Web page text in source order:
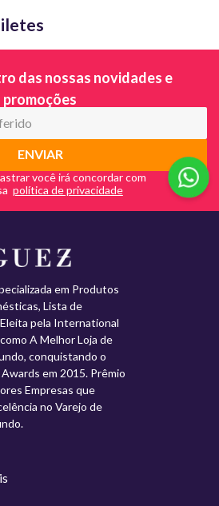
das nossas novidades e
promoções
ENVIAR
você irá concordar com
em Produtos
Lista de
pela International
A Melhor Loja de
conquistando o
em 2015. Prêmio
Empresas que
no Varejo de